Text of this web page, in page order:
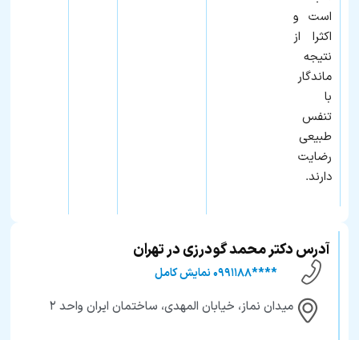
است و
اکثرا از
نتیجه
ماندگار
با
تنفس
طبیعی
رضایت
دارند.
آدرس دکتر محمد گودرزی در تهران
****۰۹۹۱۱۸۸ نمایش کامل
میدان نماز، خیابان المهدی، ساختمان ایران واحد ۲